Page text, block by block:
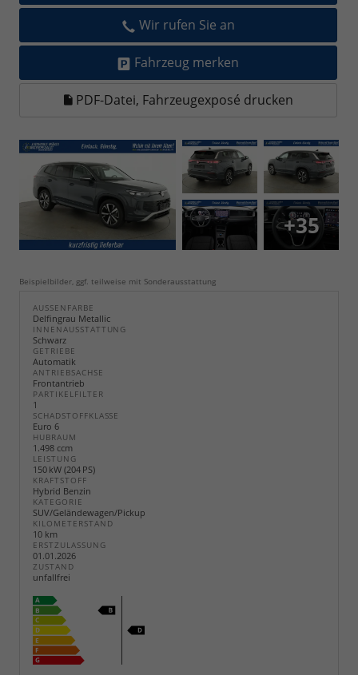
Wir rufen Sie an
Fahrzeug merken
PDF-Datei, Fahrzeugexposé drucken
+35
Beispielbilder, ggf. teilweise mit Sonderausstattung
AUSSENFARBE
Delfingrau Metallic
INNENAUSSTATTUNG
Schwarz
GETRIEBE
Automatik
ANTRIEBSACHSE
Frontantrieb
PARTIKELFILTER
1
SCHADSTOFFKLASSE
Euro 6
HUBRAUM
1.498 ccm
LEISTUNG
150 kW (204 PS)
KRAFTSTOFF
Hybrid Benzin
KATEGORIE
SUV/Geländewagen/Pickup
KILOMETERSTAND
10 km
ERSTZULASSUNG
01.01.2026
ZUSTAND
unfallfrei